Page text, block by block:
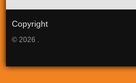
Copyright
© 2026 .